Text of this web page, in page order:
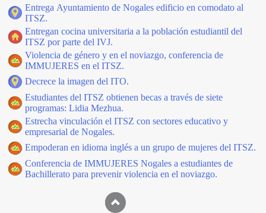
Entrega Ayuntamiento de Nogales edificio en comodato al
ITSZ.
Entregan cocina universitaria a la población estudiantil del
ITSZ por parte del IVJ.
Violencia de género y en el noviazgo, conferencia de
IMMUJERES en el ITSZ.
Decrece la imagen del ITO.
Estudiantes del ITSZ obtienen becas a través de siete
programas: Lidia Mezhua.
Estrecha vinculación el ITSZ con sectores educativo y
empresarial de Nogales.
Empoderan en idioma inglés a un grupo de mujeres del ITSZ.
Conferencia de IMMUJERES Nogales a estudiantes de
Bachillerato para prevenir violencia en el noviazgo.